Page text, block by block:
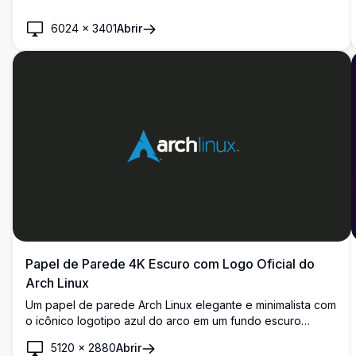
desktop e mobile.
6024 × 3401Abrir
Papel de Parede 4K Escuro com Logo Oficial do
Arch Linux
Um papel de parede Arch Linux elegante e minimalista com
o icônico logotipo azul do arco em um fundo escuro
Linux que buscam uma estética de desktop 4K limpa e
5120 × 2880Abrir